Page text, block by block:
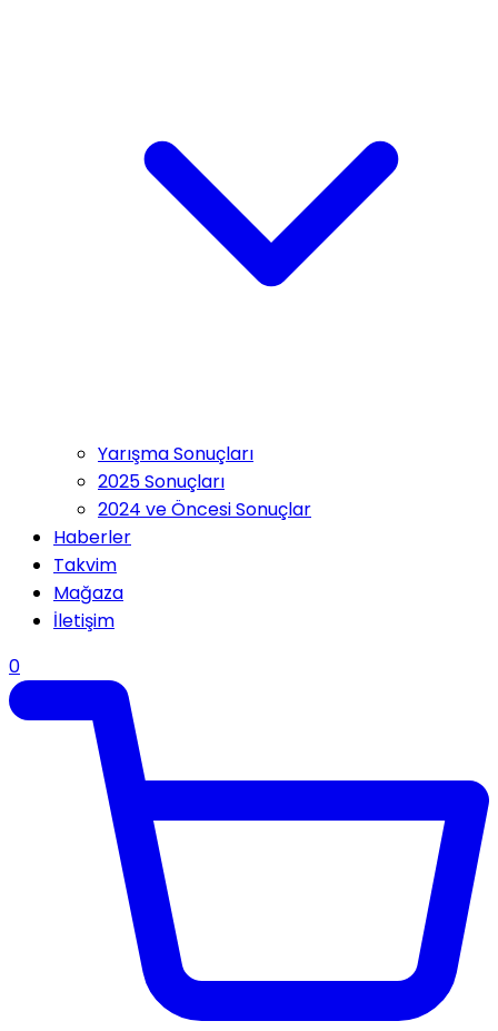
Yarışma Sonuçları
2025 Sonuçları
2024 ve Öncesi Sonuçlar
Haberler
Takvim
Mağaza
İletişim
0